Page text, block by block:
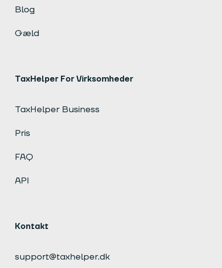
Blog
Gæld
TaxHelper For Virksomheder
TaxHelper Business
Pris
FAQ
API
Kontakt
support@taxhelper.dk